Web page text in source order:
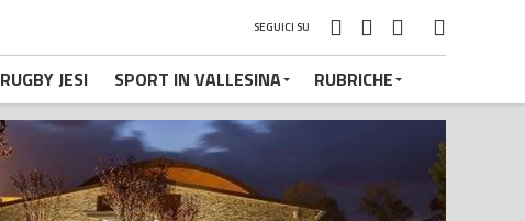
SEGUICI SU
RUGBY JESI SPORT IN VALLESINA RUBRICHE